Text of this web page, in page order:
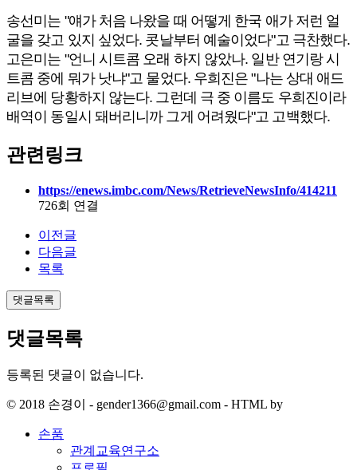
송선미는 "얘가 처음 나왔을 때 어떻게 한국 애가 저런 얼
굴을 갖고 있지 싶었다. 콧날부터 예술이었다"고 극찬했다.
고은미는 "언니 시트콤 오래 하지 않았나. 일반 연기랑 시
트콤 중에 뭐가 낫냐"고 물었다. 우희진은 "나는 상대 애드
리브에 당황하지 않는다. 그런데 극 중 이름도 우희진이라
배역이 동일시 돼버리니까 그게 어려웠다"고 고백했다.
관련링크
https://enews.imbc.com/News/RetrieveNewsInfo/414211
726회 연결
이전글
다음글
목록
댓글목록
댓글목록
등록된 댓글이 없습니다.
© 2018 손경이 - gender1366@gmail.com - HTML by
손품
관계교육연구소
프로필